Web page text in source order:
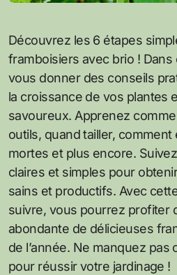
Découvrez les 6 étapes simples pour tailler vos
framboisiers avec brio ! Dans
vous donner des conseils
la croissance de vos plantes
savoureux. Apprenez
outils, quand tailler,
mortes et plus encore.
claires et simples pour
sains et productifs. Avec
suivre, vous pourrez profiter
abondante de délicieuses
de l’année. Ne manquez
pour réussir votre jardinage !